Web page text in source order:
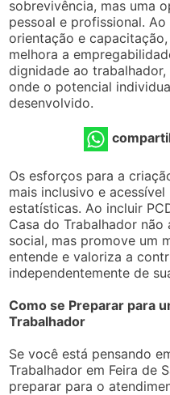
sobrevivência, mas uma
pessoal e profissional.
orientação e
melhora a
dignidade ao
onde o potencial
desenvolvido.
Os esforços para a
mais inclusivo e
estatísticas. Ao incluir
Casa do Trabalhador não
social, mas promove um
entende e valoriza a
independentemente de
Como se Preparar para
Trabalhador
Se você está pensando
Trabalhador em Feira de
preparar para o